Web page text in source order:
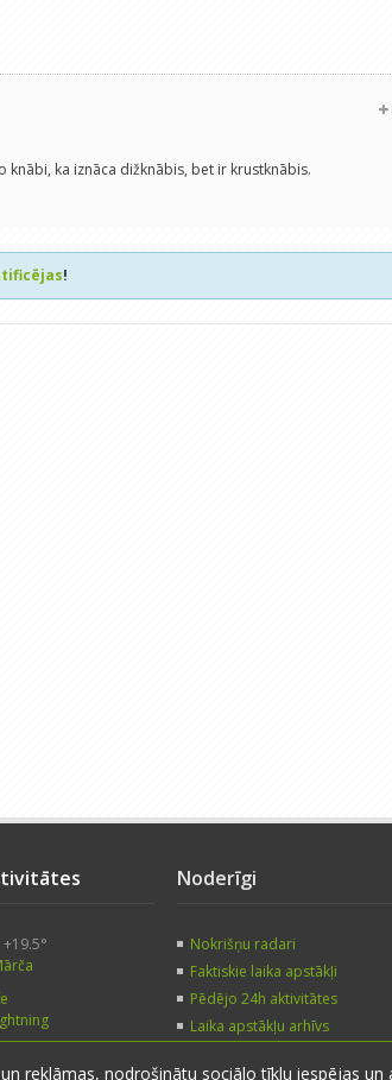
ka iznāca dižknābis, bet ir krustknābis.
!
+19.5°
Noderīgi
Nokrišņu radari
Faktiskie laika apstākļi
Pēdējo 24h aktivitātes
Laika apstākļu arhīvs
reklāmas, nodrošinātu sociālo tīklu iespējas un